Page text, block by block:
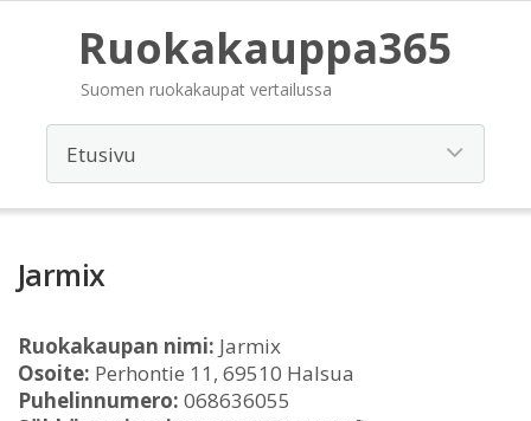
Ruokakauppa365
Suomen ruokakaupat vertailussa
Jarmix
Ruokakaupan nimi: Jarmix
Osoite: Perhontie 11, 69510 Halsua
Puhelinnumero: 068636055